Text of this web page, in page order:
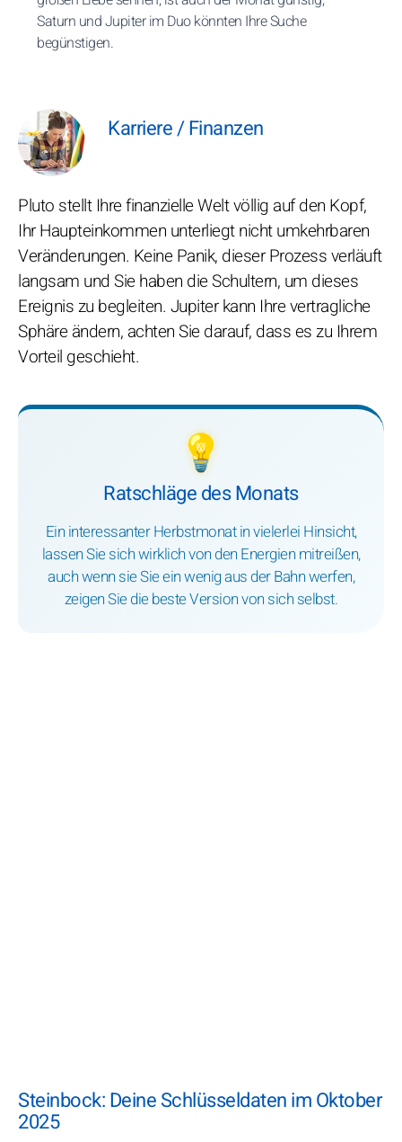
Saturn und Jupiter im Duo könnten Ihre Suche
begünstigen.
Karriere / Finanzen
Pluto stellt Ihre finanzielle Welt völlig auf den Kopf,
Ihr Haupteinkommen unterliegt nicht umkehrbaren
Veränderungen. Keine Panik, dieser Prozess verläuft
langsam und Sie haben die Schultern, um dieses
Ereignis zu begleiten. Jupiter kann Ihre vertragliche
Sphäre ändern, achten Sie darauf, dass es zu Ihrem
Vorteil geschieht.
💡
Ratschläge des Monats
Ein interessanter Herbstmonat in vielerlei Hinsicht,
lassen Sie sich wirklich von den Energien mitreißen,
auch wenn sie Sie ein wenig aus der Bahn werfen,
zeigen Sie die beste Version von sich selbst.
Steinbock: Deine Schlüsseldaten im Oktober
2025